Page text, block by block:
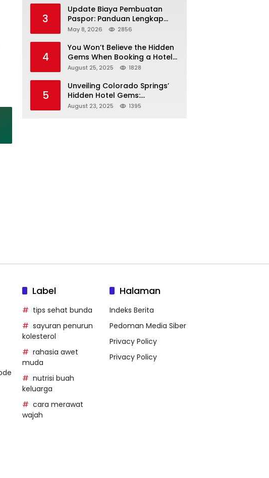
3
Update Biaya Pembuatan
Paspor: Panduan Lengkap
Tarif Resmi Negara!
May 8, 2026 2856
4
You Won’t Believe the Hidden
Gems When Booking a Hotel
in Louisville KY—From Cheap
August 25, 2025 1828
5
Unveiling Colorado Springs’
Hidden Hotel Gems:
Affordable Stays, Luxury
August 23, 2025 1395
Label
tips sehat bunda
sayuran penurun
kolesterol
rahasia awet
muda
nutrisi buah
keluarga
cara merawat
wajah
Halaman
Indeks Berita
Pedoman Media Siber
Privacy Policy
Privacy Policy